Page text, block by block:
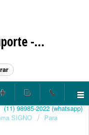
Atendimento e Suporte - CANP / SIGNO / CORRESPONDENTE NOTARIAL
(11) 98985-2022 (whatsapp)
SIGNO
Para